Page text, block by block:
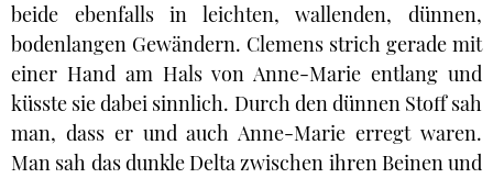
beide ebenfalls in leichten, wallenden, dünnen,
bodenlangen Gewändern. Clemens strich gerade mit
einer Hand am Hals von Anne-Marie entlang und
küsste sie dabei sinnlich. Durch den dünnen Stoff sah
man, dass er und auch Anne-Marie erregt waren.
Man sah das dunkle Delta zwischen ihren Beinen und